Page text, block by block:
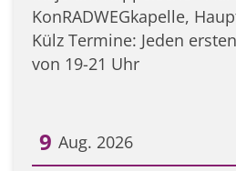
KonRADWEGkapelle,
Külz Termine: Jeden
von 19-21 Uhr
9 Aug. 2026